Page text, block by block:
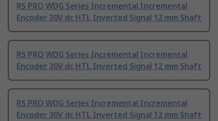
RS PRO WDG Series Incremental Incremental
Encoder 30V dc HTL Inverted Signal 12 mm Shaft
RS PRO WDG Series Incremental Incremental
Encoder 30V dc HTL Inverted Signal 12 mm Shaft
RS PRO WDG Series Incremental Incremental
Encoder 30V dc HTL Inverted Signal 12 mm Shaft